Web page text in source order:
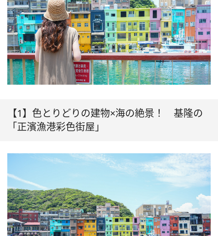
【1】色とりどりの建物×海の絶景！ 基隆の
「正濱漁港彩色街屋」